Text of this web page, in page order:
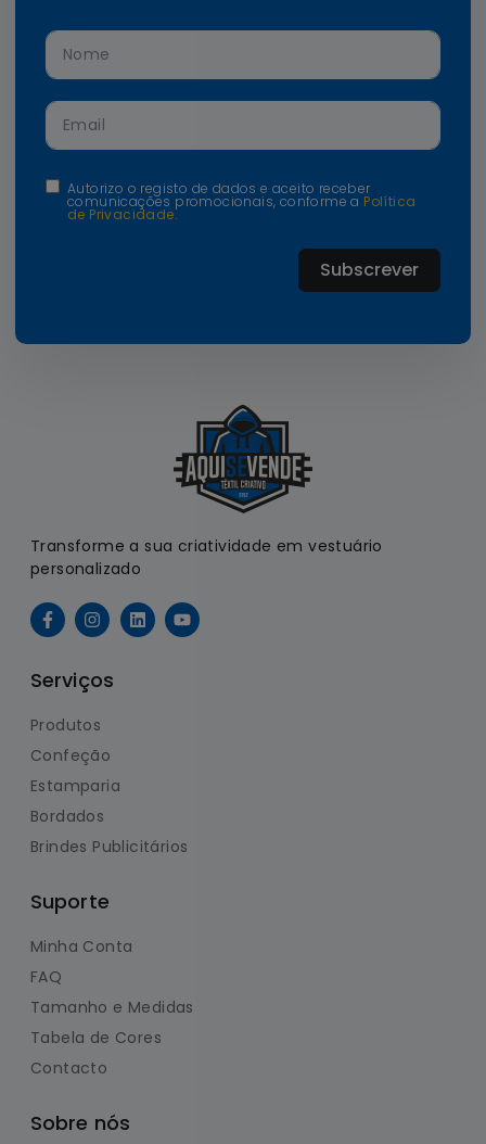
Autorizo o registo de dados e aceito receber
comunicações promocionais, conforme a Política
de Privacidade.
Subscrever
Transforme a sua criatividade em vestuário
personalizado
Serviços
Produtos
Confeção
Estamparia
Bordados
Brindes Publicitários
Suporte
Minha Conta
FAQ
Tamanho e Medidas
Tabela de Cores
Contacto
Sobre nós